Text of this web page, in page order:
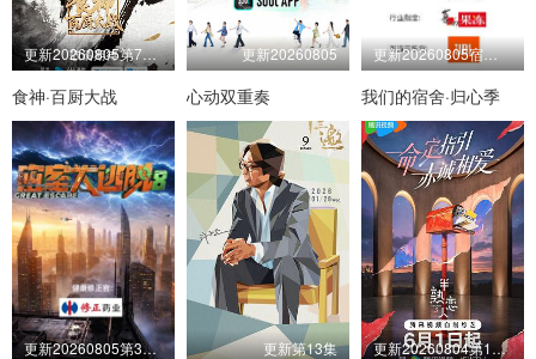
更新20260805第7期上
食神·百厨大战
更新20260805
心动双重奏
更新20260805宿舍不熄灯第11期
我们的宿舍·归心季
更新20260805第3期：公馆离情Ⅰ上 更新第13集 更新20260804第10期下纯享